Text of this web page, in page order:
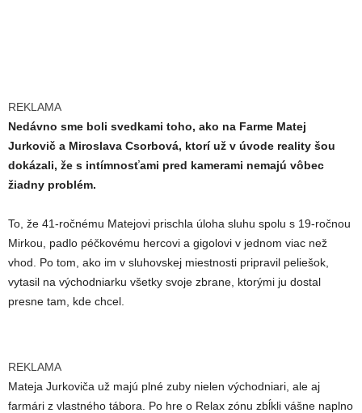
REKLAMA
Nedávno sme boli svedkami toho, ako na Farme Matej
Jurkovič a Miroslava Csorbová, ktorí už v úvode reality šou
dokázali, že s intímnosťami pred kamerami nemajú vôbec
žiadny problém.
To, že 41-ročnému Matejovi prischla úloha sluhu spolu s 19-ročnou
Mirkou, padlo péčkovému hercovi a gigolovi v jednom viac než
vhod. Po tom, ako im v sluhovskej miestnosti pripravil peliešok,
vytasil na východniarku všetky svoje zbrane, ktorými ju dostal
presne tam, kde chcel.
REKLAMA
Mateja Jurkoviča už majú plné zuby nielen východniari, ale aj
farmári z vlastného tábora. Po hre o Relax zónu zbĺkli vášne naplno